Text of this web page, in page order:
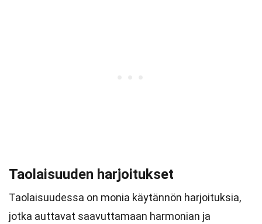
Taolaisuuden harjoitukset
Taolaisuudessa on monia käytännön harjoituksia,
jotka auttavat saavuttamaan harmonian ja